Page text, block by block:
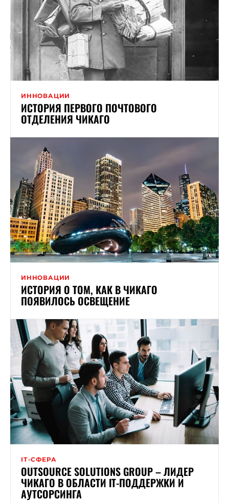
ИННОВАЦИИ
ИСТОРИЯ ПЕРВОГО ПОЧТОВОГО
ОТДЕЛЕНИЯ ЧИКАГО
ИННОВАЦИИ
ИСТОРИЯ О ТОМ, КАК В ЧИКАГО
ПОЯВИЛОСЬ ОСВЕЩЕНИЕ
ІТ-СФЕРА
OUTSOURCE SOLUTIONS GROUP – ЛИДЕР
ЧИКАГО В ОБЛАСТИ ІТ-ПОДДЕРЖКИ И
АУТСОРСИНГА